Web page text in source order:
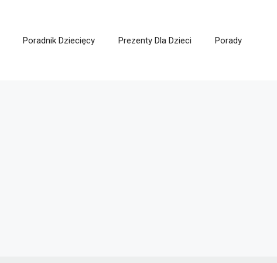
Poradnik Dziecięcy Prezenty Dla Dzieci Porady